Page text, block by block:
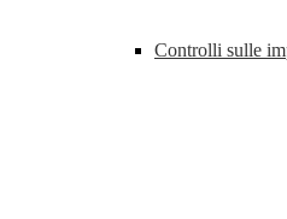
Controlli sulle